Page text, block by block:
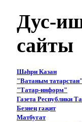
Дус-
сайты
Шәһри Казан
"Ватаным татарстан"
"Татар-информ"
Газета Республики
Безнең гәҗит
Матбугат